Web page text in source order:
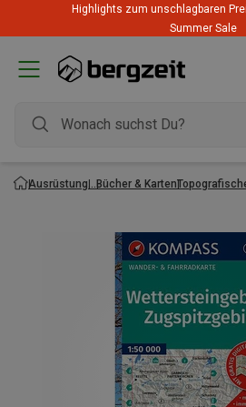
Highlights zum unschlagbaren
Summer Sale
Ausrüstung Bücher & Karten